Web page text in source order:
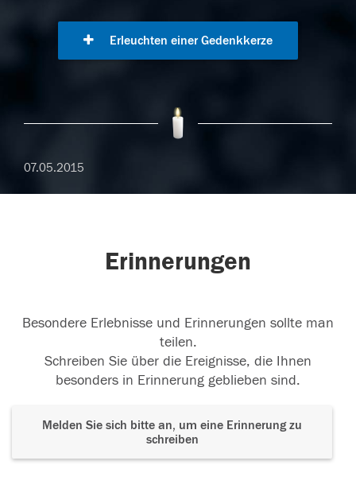
Erleuchten einer Gedenkkerze
07.05.2015
Erinnerungen
Besondere Erlebnisse und Erinnerungen sollte man
teilen.
Schreiben Sie über die Ereignisse, die Ihnen
besonders in Erinnerung geblieben sind.
Melden Sie sich bitte an, um eine Erinnerung zu
schreiben